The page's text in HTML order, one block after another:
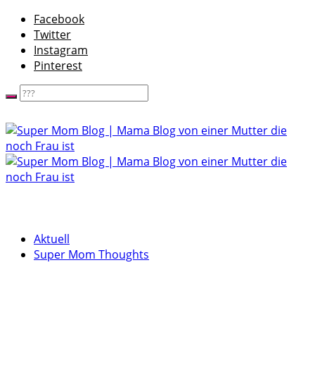
Facebook
Twitter
Instagram
Pinterest
Aktuell
Super Mom Thoughts